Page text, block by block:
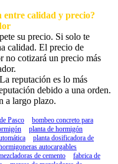
entre calidad y precio?
su precio. Si solo te
calidad. El precio de
no cotizará un precio más
reputación es lo más
debido a una orden.
a largo plazo.
Pasco
bombeo concreto para
planta de hormigón
planta dosificadora de
autocargables
de cemento
fabrica de